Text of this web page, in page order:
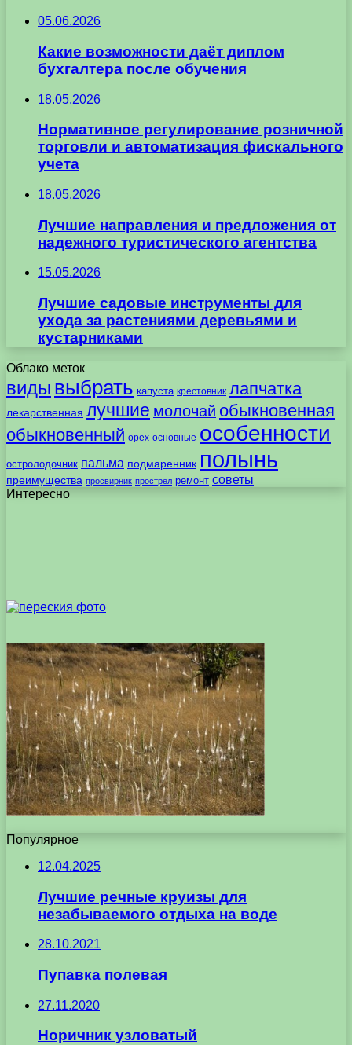
05.06.2026
Какие возможности даёт диплом
бухгалтера после обучения
18.05.2026
Нормативное регулирование розничной
торговли и автоматизация фискального
учета
18.05.2026
Лучшие направления и предложения от
надежного туристического агентства
15.05.2026
Лучшие садовые инструменты для
ухода за растениями деревьями и
кустарниками
Облако меток
виды выбрать капуста крестовник лапчатка
лекарственная лучшие молочай обыкновенная
обыкновенный орех основные особенности
остролодочник пальма подмаренник полынь
преимущества просвирник прострел ремонт советы
Интересно
Популярное
12.04.2025
Лучшие речные круизы для
незабываемого отдыха на воде
28.10.2021
Пупавка полевая
27.11.2020
Норичник узловатый